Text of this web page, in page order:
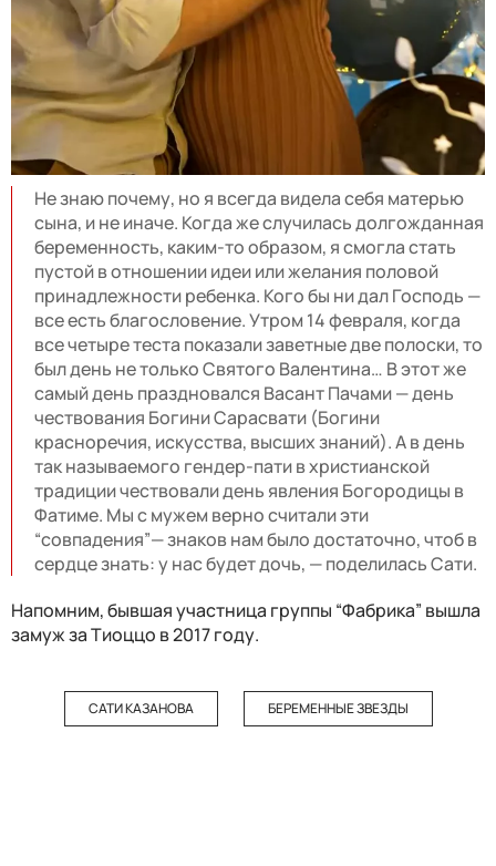
Не знаю почему, но я всегда видела себя матерью
сына, и не иначе. Когда же случилась долгожданная
беременность, каким-то образом, я смогла стать
пустой в отношении идеи или желания половой
принадлежности ребенка. Кого бы ни дал Господь —
все есть благословение. Утром 14 февраля, когда
все четыре теста показали заветные две полоски, то
был день не только Святого Валентина… В этот же
самый день праздновался Васант Пачами — день
чествования Богини Сарасвати (Богини
красноречия, искусства, высших знаний). А в день
так называемого гендер-пати в христианской
традиции чествовали день явления Богородицы в
Фатиме. Мы с мужем верно считали эти
“совпадения”— знаков нам было достаточно, чтоб в
сердце знать: у нас будет дочь, — поделилась Сати.
Напомним, бывшая участница группы “Фабрика” вышла
замуж за Тиоццо в 2017 году.
САТИ КАЗАНОВА БЕРЕМЕННЫЕ ЗВЕЗДЫ